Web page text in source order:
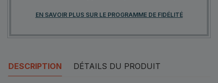
EN SAVOIR PLUS SUR LE PROGRAMME DE FIDÉLITÉ
DESCRIPTION DÉTAILS DU PRODUIT